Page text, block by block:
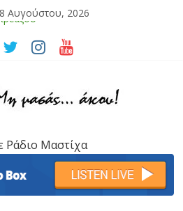
Αυγούστου, 2026
& Γιώργος Στρατάκης
Αγαπητός
Μασάδη
Ράδιο Μαστίχα